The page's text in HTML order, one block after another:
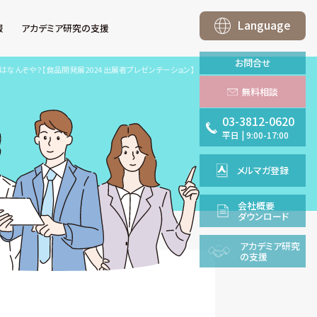
アカデミア研究の支援
なんぞや？【食品開発展2024 出展者プレゼンテーション】
Language
お問合せ
無料相談
03-3812-0620
平日 |9:00-17:00
メルマガ登録
会社概要
ダウンロード
アカデミア研究
の支援